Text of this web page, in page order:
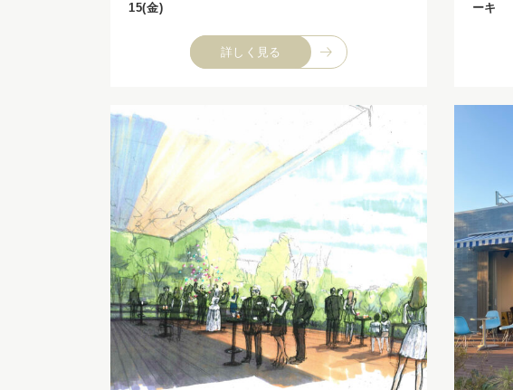
15(金)
詳しく見る
ーキ